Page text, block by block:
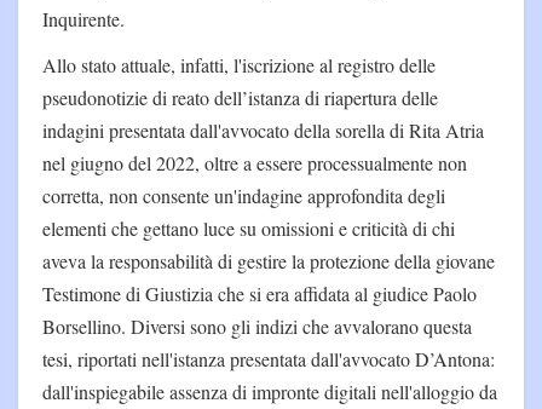
Inquirente.
Allo stato attuale, infatti, l'iscrizione al registro delle
pseudonotizie di reato dell’istanza di riapertura delle
indagini presentata dall'avvocato della sorella di Rita Atria
nel giugno del 2022, oltre a essere processualmente non
corretta, non consente un'indagine approfondita degli
elementi che gettano luce su omissioni e criticità di chi
aveva la responsabilità di gestire la protezione della giovane
Testimone di Giustizia che si era affidata al giudice Paolo
Borsellino. Diversi sono gli indizi che avvalorano questa
tesi, riportati nell'istanza presentata dall'avvocato D’Antona:
dall'inspiegabile assenza di impronte digitali nell'alloggio da